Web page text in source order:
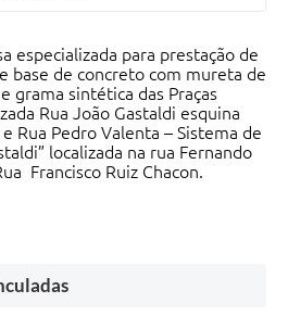
especializada para prestação de
base de concreto com mureta de
grama sintética das Praças
Rua João Gastaldi esquina
Rua Pedro Valenta – Sistema de
localizada na rua Fernando
Francisco Ruiz Chacon.